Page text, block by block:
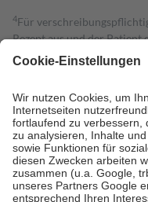
4Für
Rezept aus und der
gesetzliche
Kosten dafür, der
Grundsätzlich leisten
Prozent des Abgabepreises,
höchstens zehn Euro.Es
Kosten der Leistung zu
Diese Regeln gelten
Bei Heilmitteln und